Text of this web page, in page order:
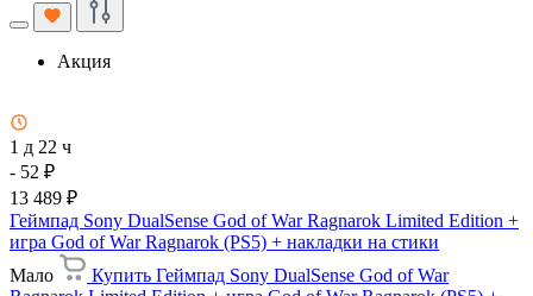
Акция
1 д 22 ч
- 52 ₽
13 489 ₽
Геймпад Sony DualSense God of War Ragnarok Limited Edition +
игра God of War Ragnarok (PS5) + накладки на стики
Мало
Купить Геймпад Sony DualSense God of War